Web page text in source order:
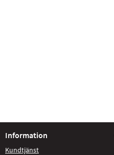
Information
Kundtjänst